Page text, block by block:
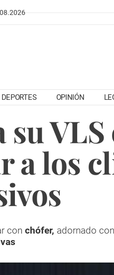
DEPORTES OPINIÓN
a los
con chófer, adornado